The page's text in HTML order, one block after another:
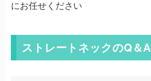
にお任せください
ストレートネックのQ＆A